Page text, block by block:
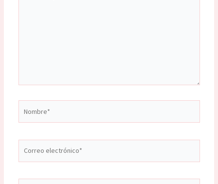
electrónico*